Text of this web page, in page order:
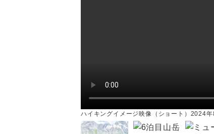
ハイキングイメージ映像（ショート）2024
います。